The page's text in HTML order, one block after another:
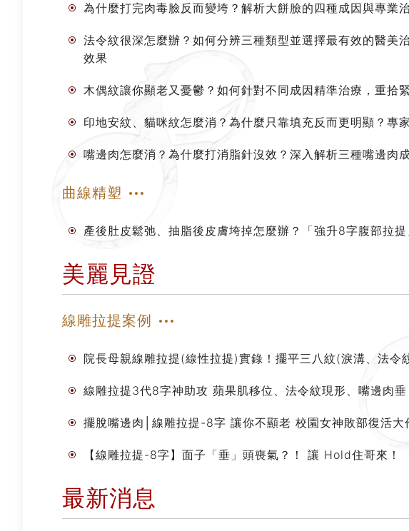
為什麼打完肉毒臉反而變垮？解析大餅臉的四種成因與專業
法令紋很深怎麼辦？如何分辨三種類型並選擇最有效的醫
效果
木偶紋讓你顯老又憂鬱？如何針對不同成因精準治療，重拾
印地安紋、貓咪紋怎麼消？為什麼只靠填充反而更明顯？專
嘴邊肉怎麼消？為什麼打消脂針沒效？深入解析三種嘴邊肉
曲線精塑
產後肚皮鬆弛、抽脂後皮膚垮掉怎麼辦？「強升8字腹部拉
美麗見證
線雕拉提案例
院長母親線雕拉提(線性拉提)實錄！擺平三八紋(淚溝、法令
線雕拉提3代8字神助攻 蘋果肌移位、法令紋現形、嘴邊肉
擺脫嘴邊肉│線雕拉提-8字 讓你不顯老 校園女神敗部復活大
【線雕拉提-8字】面子「垂」頭喪氣？！ 讓 Hold住哥來！
最新消息